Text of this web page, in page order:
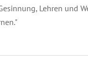
Lehren und